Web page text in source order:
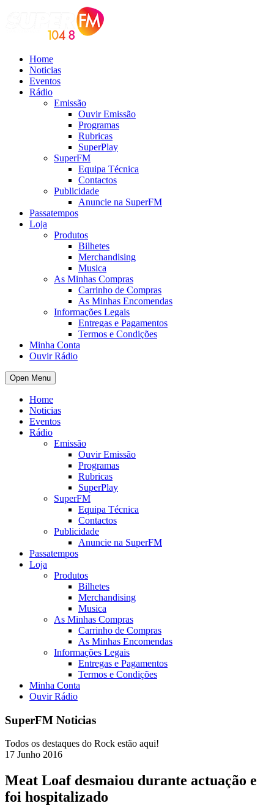
Home
Noticias
Eventos
Rádio
Emissão
Ouvir Emissão
Programas
Rubricas
SuperPlay
SuperFM
Equipa Técnica
Contactos
Publicidade
Anuncie na SuperFM
Passatempos
Loja
Produtos
Bilhetes
Merchandising
Musica
As Minhas Compras
Carrinho de Compras
As Minhas Encomendas
Informações Legais
Entregas e Pagamentos
Termos e Condições
Minha Conta
Ouvir Rádio
Open Menu
Home
Noticias
Eventos
Rádio
Emissão
Ouvir Emissão
Programas
Rubricas
SuperPlay
SuperFM
Equipa Técnica
Contactos
Publicidade
Anuncie na SuperFM
Passatempos
Loja
Produtos
Bilhetes
Merchandising
Musica
As Minhas Compras
Carrinho de Compras
As Minhas Encomendas
Informações Legais
Entregas e Pagamentos
Termos e Condições
Minha Conta
Ouvir Rádio
SuperFM Noticias
Todos os destaques do Rock estão aqui!
17 Junho 2016
Meat Loaf desmaiou durante actuação e
foi hospitalizado